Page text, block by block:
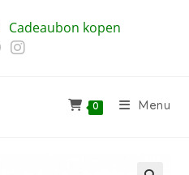
Cadeaubon kopen
0 Menu